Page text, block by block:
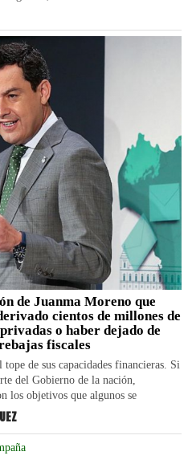
de Juanma Moreno que
cientos de millones de
o haber dejado de
fiscales
de sus capacidades financieras. Si
del Gobierno de la nación,
los objetivos que algunos se